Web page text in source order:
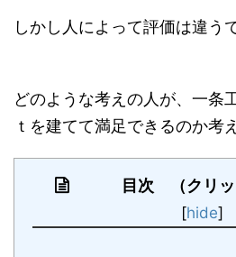
しかし人によって評価は違う
どのような考えの人が、一条
ｔを建てて満足できるのか考
目次 （クリック
[hide]